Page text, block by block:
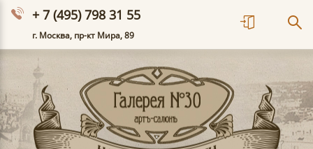
+ 7 (495) 798 31 55
г. Москва, пр-кт Мира, 89